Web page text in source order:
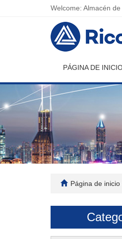
Welcome: Almacén
PÁGINA DE
Página de inicio